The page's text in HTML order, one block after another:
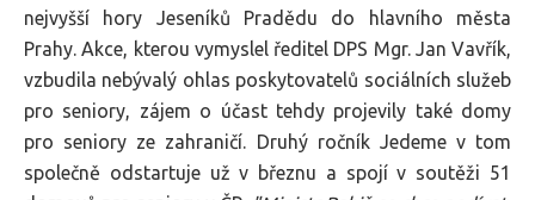
nejvyšší hory Jeseníků Pradědu do hlavního města
Prahy. Akce, kterou vymyslel ředitel DPS Mgr. Jan Vavřík,
vzbudila nebývalý ohlas poskytovatelů sociálních služeb
pro seniory, zájem o účast tehdy projevily také domy
pro seniory ze zahraničí. Druhý ročník Jedeme v tom
společně odstartuje už v březnu a spojí v soutěži 51